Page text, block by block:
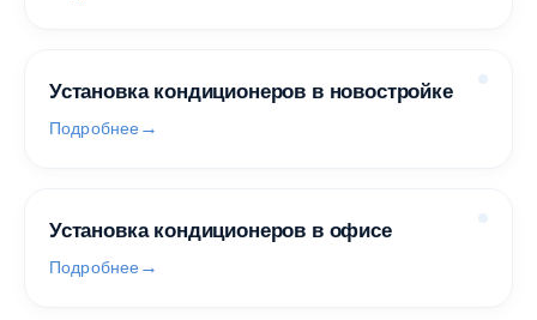
Установка кондиционеров в новостройке
Подробнее
Установка кондиционеров в офисе
Подробнее